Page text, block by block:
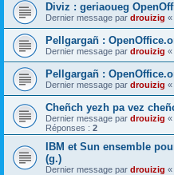
Diviz : geriaoueg
Dernier message par drouizig «
Pellgargañ :
Dernier message par drouizig «
Pellgargañ :
Dernier message par drouizig «
Cheñch yezh pa vez
Dernier message par drouizig «
Réponses : 2
IBM et Sun ensemble
(g.)
Dernier message par drouizig «